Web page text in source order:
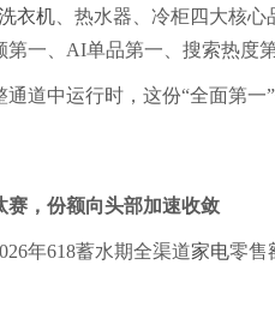
衣机 、热水器、冷柜四大核
一、AI单品第一、搜索热度
道中运行时，这份“全面第一
赛，份额向头部加速收敛
年618蓄水期全渠道家电零售